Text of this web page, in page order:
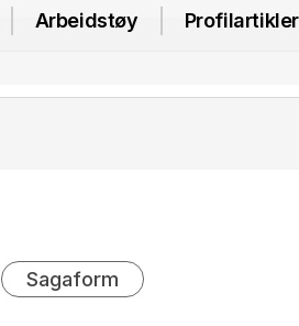
Arbeidstøy
Profilartikler
Sagaform